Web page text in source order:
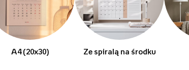
A4 (20x30) Ze spiralą na środku